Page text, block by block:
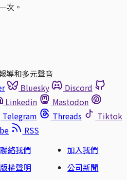
次。
導和多元聲音
Bluesky
Discord
Linkedin
Mastodon
Telegram Threads
Tiktok
RSS
聯絡我們
加入我們
版權聲明
公司新聞